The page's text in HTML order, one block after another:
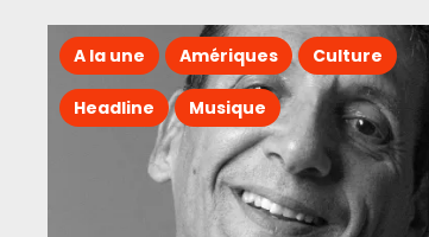
A la une Amériques Culture
Headline Musique